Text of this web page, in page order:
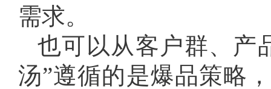
需求。
也可以从客户群、产
汤”遵循的是爆品策略